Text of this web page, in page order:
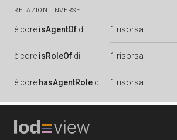
RELAZIONI INVERSE
è core:isAgentOf di 1 risorsa
è core:isRoleOf di 1 risorsa
è core:hasAgentRole di 1 risorsa